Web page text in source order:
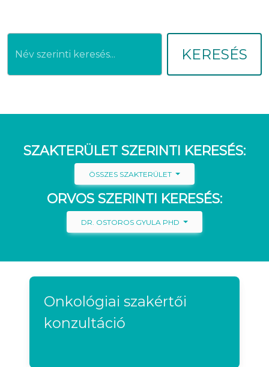
KERESÉS
SZAKTERÜLET SZERINTI KERESÉS:
ÖSSZES SZAKTERÜLET
ORVOS SZERINTI KERESÉS:
DR. OSTOROS GYULA PHD
Onkológiai szakértői
konzultáció